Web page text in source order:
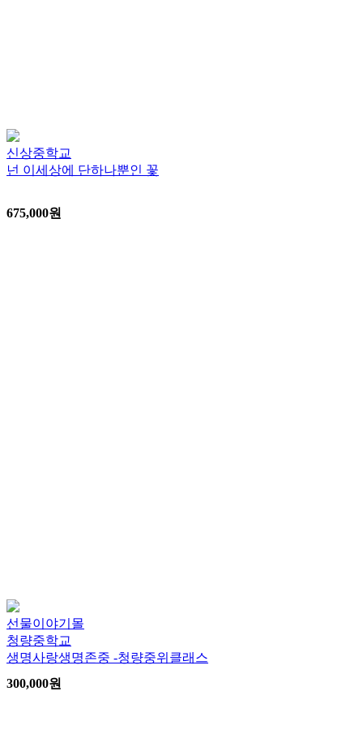
신상중학교
넌 이세상에 단하나뿐인 꽃
675,000원
선물이야기몰
청량중학교
생명사랑생명존중 -청량중위클래스
300,000원